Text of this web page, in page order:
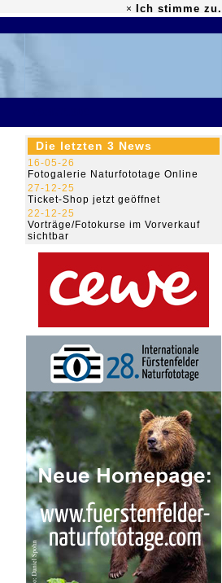
× Ich stimme zu.
Die letzten 3 News
16-05-26
Fotogalerie Naturfototage Online
27-12-25
Ticket-Shop jetzt geöffnet
22-12-25
Vorträge/Fotokurse im Vorverkauf
sichtbar